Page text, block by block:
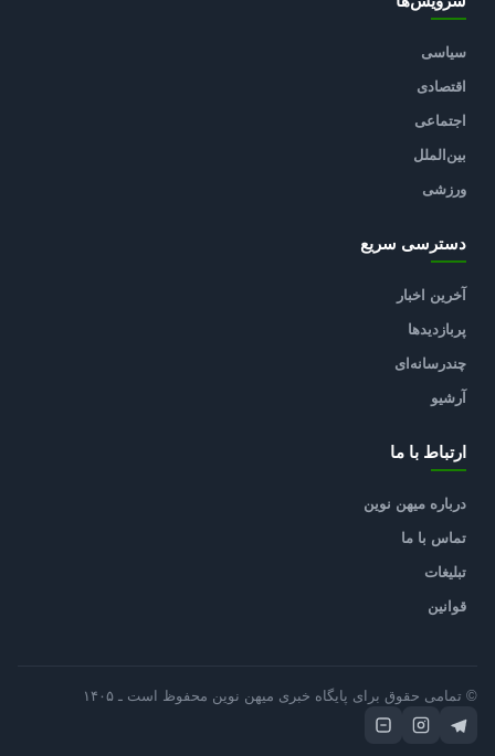
سیاسی
اقتصادی
اجتماعی
بین‌الملل
ورزشی
دسترسی سریع
آخرین اخبار
پربازدیدها
چندرسانه‌ای
آرشیو
ارتباط با ما
درباره میهن نوین
تماس با ما
تبلیغات
قوانین
© تمامی حقوق برای پایگاه خبری میهن نوین محفوظ است ـ ۱۴۰۵